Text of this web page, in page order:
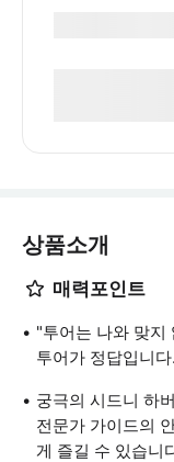
상품소개
매력포인트
"투어는 나와 맞지
투어가 정답입니다.
궁극의 시드니 하
전문가 가이드의
게 즐길 수 있습니